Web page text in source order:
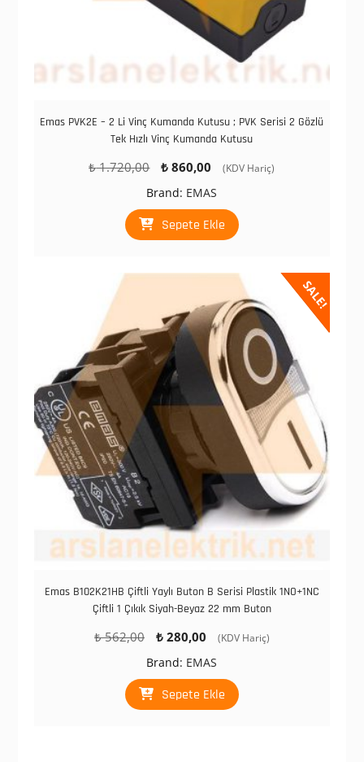
Emas PVK2E – 2 Li Vinç Kumanda Kutusu ; PVK Serisi 2 Gözlü
Tek Hızlı Vinç Kumanda Kutusu
₺1.720,00
Orijinal
fiyat:
₺ 1.720,00.
₺ 860,00
Şu
₺ 860,00.
(KDV Hariç)
Brand: EMAS
Sepete Ekle
SALE!
Emas B102K21HB Çiftli Yaylı Buton B Serisi Plastik 1NO+1NC
Çiftli 1 Çıkık Siyah-Beyaz 22 mm Buton
₺562,00
Orijinal
₺ 562,00.
₺280,00
Şu
fiyat:
₺ 280,00.
(KDV Hariç)
Brand: EMAS
Sepete Ekle